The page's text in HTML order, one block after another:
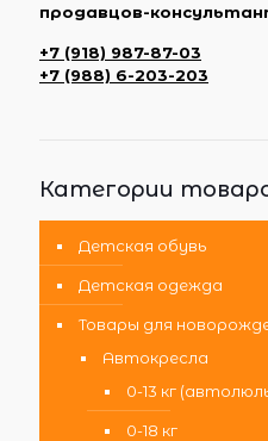
продавцов-
+7 (918) 987-87-03
+7 (988) 6-203-203
Категории
Детская обувь
Детская одежда
Товары для
Автокресла
0-13 кг
0-18 кг